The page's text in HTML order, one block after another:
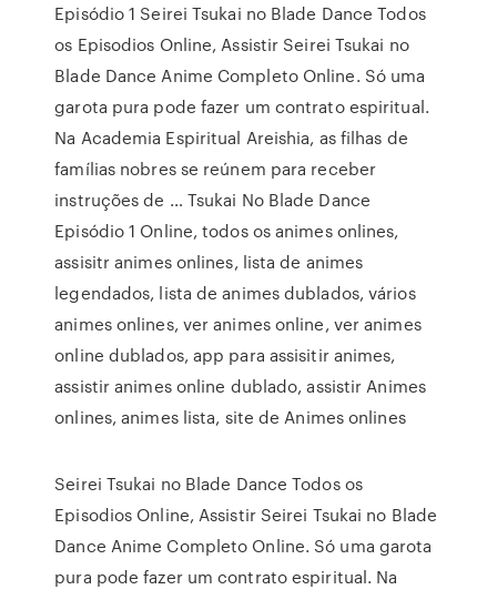
Episódio 1 Seirei Tsukai no Blade Dance Todos
os Episodios Online, Assistir Seirei Tsukai no
Blade Dance Anime Completo Online. Só uma
garota pura pode fazer um contrato espiritual.
Na Academia Espiritual Areishia, as filhas de
famílias nobres se reúnem para receber
instruções de … Tsukai No Blade Dance
Episódio 1 Online, todos os animes onlines,
assisitr animes onlines, lista de animes
legendados, lista de animes dublados, vários
animes onlines, ver animes online, ver animes
online dublados, app para assisitir animes,
assistir animes online dublado, assistir Animes
onlines, animes lista, site de Animes onlines
Seirei Tsukai no Blade Dance Todos os
Episodios Online, Assistir Seirei Tsukai no Blade
Dance Anime Completo Online. Só uma garota
pura pode fazer um contrato espiritual. Na